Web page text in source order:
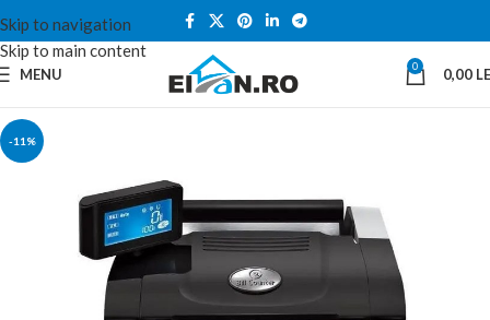
Skip to navigation
Skip to main content
MENU 0 0,00
-11%